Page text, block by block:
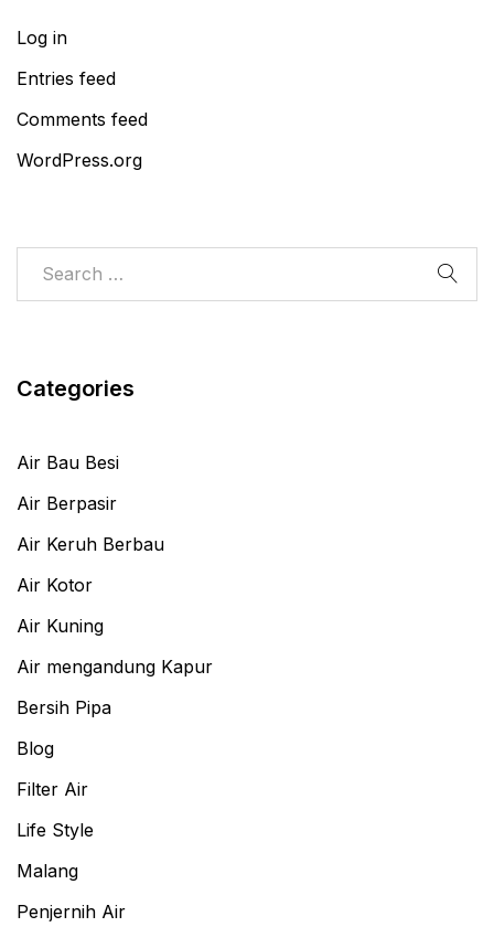
Log in
Entries feed
Comments feed
WordPress.org
Categories
Air Bau Besi
Air Berpasir
Air Keruh Berbau
Air Kotor
Air Kuning
Air mengandung Kapur
Bersih Pipa
Blog
Filter Air
Life Style
Malang
Penjernih Air